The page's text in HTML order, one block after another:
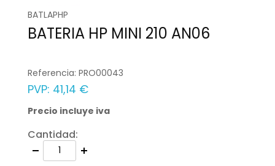
BATLAPHP
BATERIA HP MINI 210 AN06
Referencia: PRO00043
PVP: 41,14 €
Precio incluye iva
Cantidad: